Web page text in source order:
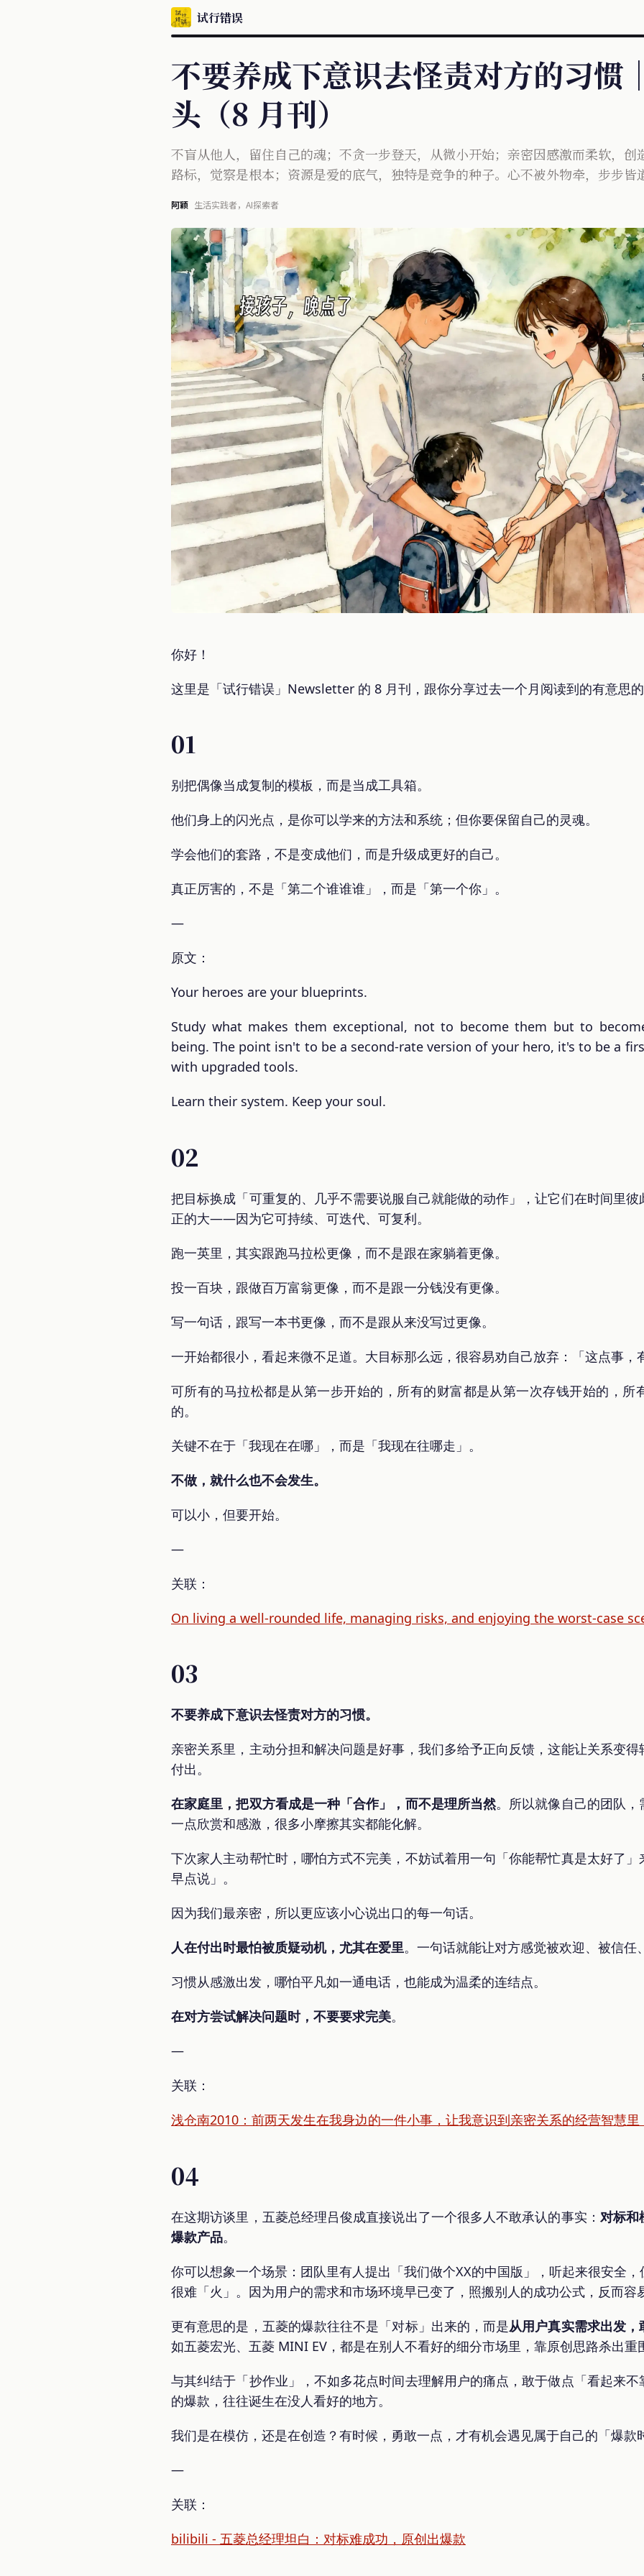
试行错误
不要养成下意识去怪责对方的习惯
头（8 月刊）
不盲从他人，留住自己的魂；不贪一步登天，从微小开始；亲密因感激而柔软，创
路标，觉察是根本；资源是爱的底气，独特是竞争的种子。心不被外物牵，步步皆
阿颖 生活实践者，AI探索者
你好！
这里是「试行错误」Newsletter 的 8 月刊，跟你分享过去一个月阅读到的有意思
01
别把偶像当成复制的模板，而是当成工具箱。
他们身上的闪光点，是你可以学来的方法和系统；但你要保留自己的灵魂。
学会他们的套路，不是变成他们，而是升级成更好的自己。
真正厉害的，不是「第二个谁谁谁」，而是「第一个你」。
—
原文：
Your heroes are your blueprints.
Study what makes them exceptional, not to become them but to
being. The point isn't to be a second-rate version of your hero, it's to be a
with upgraded tools.
Learn their system. Keep your soul.
02
把目标换成「可重复的、几乎不需要说服自己就能做的动作」，让它们在时间里
正的大——因为它可持续、可迭代、可复利。
跑一英里，其实跟跑马拉松更像，而不是跟在家躺着更像。
投一百块，跟做百万富翁更像，而不是跟一分钱没有更像。
写一句话，跟写一本书更像，而不是跟从来没写过更像。
一开始都很小，看起来微不足道。大目标那么远，很容易劝自己放弃：「这点事，
可所有的马拉松都是从第一步开始的，所有的财富都是从第一次存钱开始的，所
的。
关键不在于「我现在在哪」，而是「我现在往哪走」。
不做，就什么也不会发生。
可以小，但要开始。
—
关联：
On living a well-rounded life, managing risks, and enjoying the worst-case
03
不要养成下意识去怪责对方的习惯。
亲密关系里，主动分担和解决问题是好事，我们多给予正向反馈，这能让关系变
付出。
在家庭里，把双方看成是一种「合作」，而不是理所当然。所以就像自己的团队
一点欣赏和感激，很多小摩擦其实都能化解。
下次家人主动帮忙时，哪怕方式不完美，不妨试着用一句「你能帮忙真是太好了
早点说」。
因为我们最亲密，所以更应该小心说出口的每一句话。
人在付出时最怕被质疑动机，尤其在爱里。一句话就能让对方感觉被欢迎、被信任
习惯从感激出发，哪怕平凡如一通电话，也能成为温柔的连结点。
在对方尝试解决问题时，不要要求完美。
—
关联：
浅仓南2010：前两天发生在我身边的一件小事，让我意识到亲密关系的经营智慧
04
在这期访谈里，五菱总经理吕俊成直接说出了一个很多人不敢承认的事实： 对标和
爆款产品。
你可以想象一个场景：团队里有人提出「我们做个XX的中国版」，听起来很安全
很难「火」。因为用户的需求和市场环境早已变了，照搬别人的成功公式，反而容
更有意思的是，五菱的爆款往往不是「对标」出来的，而是从用户真实需求出发
如五菱宏光、五菱 MINI EV，都是在别人不看好的细分市场里，靠原创思路杀出重
与其纠结于「抄作业」，不如多花点时间去理解用户的痛点，敢于做点「看起来
的爆款，往往诞生在没人看好的地方。
我们是在模仿，还是在创造？有时候，勇敢一点，才有机会遇见属于自己的「爆款
—
关联：
bilibili - 五菱总经理坦白：对标难成功，原创出爆款